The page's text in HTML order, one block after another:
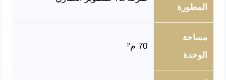
المطورة
مساحة
الوحدة
70 م²